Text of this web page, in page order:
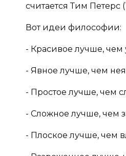
считается Тим Петерс
Вот идеи философии:
- Красивое лучше, чем
- Явное лучше, чем
- Простое лучше, чем
- Сложное лучше, чем
- Плоское лучше, чем